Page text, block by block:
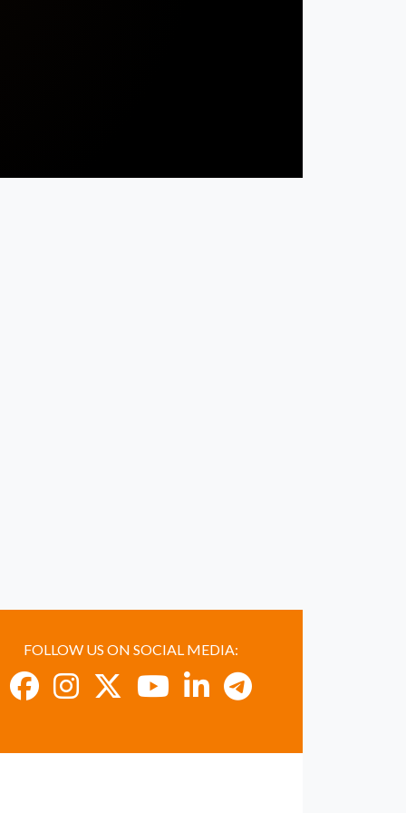
FOLLOW US ON SOCIAL MEDIA: